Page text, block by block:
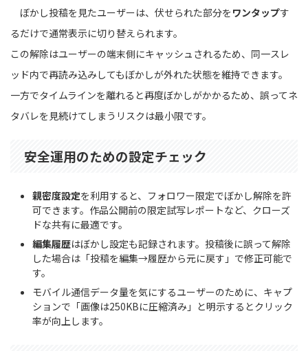
ぼかし投稿を見たユーザーは、伏せられた部分をワンタップす
るだけで通常表示に切り替えられます。
この解除はユーザーの端末側にキャッシュされるため、同一スレ
ッド内で再読み込みしてもぼかしが外れた状態を維持できます。
一方でタイムラインを離れると再度ぼかしがかかるため、誤ってネ
タバレを見続けてしまうリスクは最小限です。
安全運用のための設定チェック
親密度設定を利用すると、フォロワー限定でぼかし解除を許
可できます。作品公開前の限定試写レポートなど、クローズ
ドな共有に最適です。
編集履歴はぼかし設定も記録されます。投稿後に誤って解除
した場合は「投稿を編集→履歴から元に戻す」で修正可能で
す。
モバイル通信データ量を気にするユーザーのために、キャプ
ションで「画像は250KBに圧縮済み」と明示するとクリック
率が向上します。